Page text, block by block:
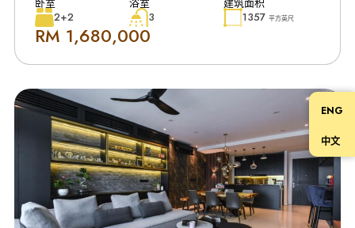
2+2
3
1357 平方英尺
RM 1,680,000
ENG
中文